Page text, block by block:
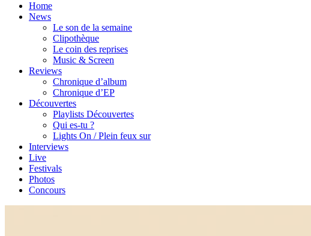
Home
News
Le son de la semaine
Clipothèque
Le coin des reprises
Music & Screen
Reviews
Chronique d’album
Chronique d’EP
Découvertes
Playlists Découvertes
Qui es-tu ?
Lights On / Plein feux sur
Interviews
Live
Festivals
Photos
Concours